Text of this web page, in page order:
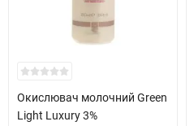
Окислювач молочний Green
Light Luxury 3%